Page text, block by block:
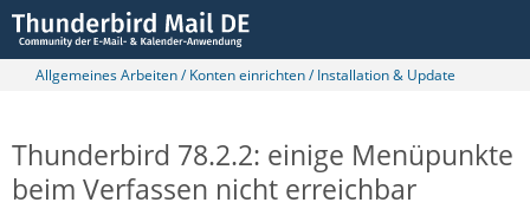
Allgemeines Arbeiten / Konten einrichten / Installation & Update
Thunderbird 78.2.2: einige Menüpunkte
beim Verfassen nicht erreichbar